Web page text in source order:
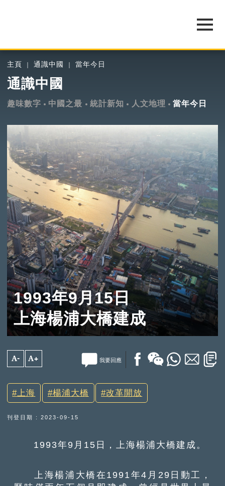
主頁 通識中國 當年今日
通識中國
趣味數字 中國之最 統計新知 人文地理 當年今日
1993年9月15日
上海楊浦大橋建成
A- A+ 我要回應
上海 楊浦大橋 改革開放
刊登日期 : 2023-09-15
1993年9月15日，上海楊浦大橋建成。
上海楊浦大橋在1991年4月29日動工，